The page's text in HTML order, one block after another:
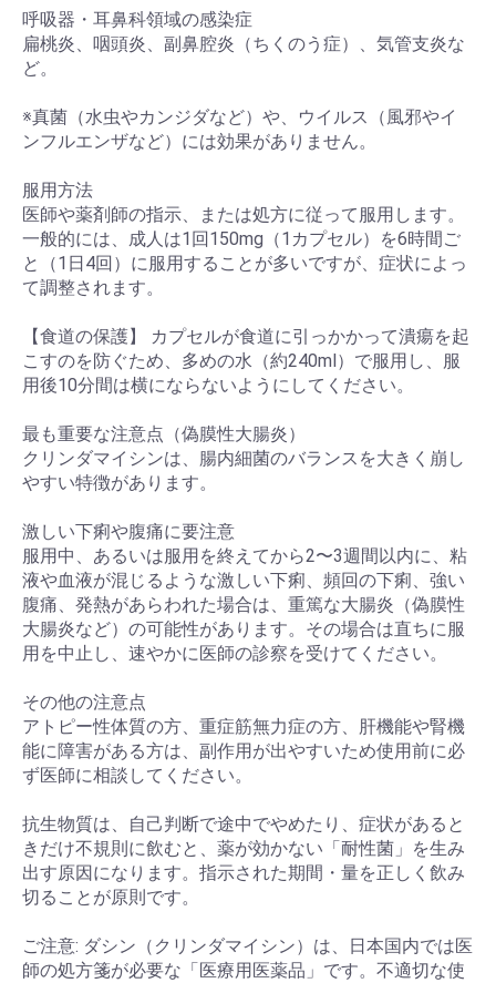
呼吸器・耳鼻科領域の感染症
扁桃炎、咽頭炎、副鼻腔炎（ちくのう症）、気管支炎な
ど。
※真菌（水虫やカンジダなど）や、ウイルス（風邪やイ
ンフルエンザなど）には効果がありません。
服用方法
医師や薬剤師の指示、または処方に従って服用します。
一般的には、成人は1回150mg（1カプセル）を6時間ご
と（1日4回）に服用することが多いですが、症状によっ
て調整されます。
【食道の保護】 カプセルが食道に引っかかって潰瘍を起
こすのを防ぐため、多めの水（約240ml）で服用し、服
用後10分間は横にならないようにしてください。
最も重要な注意点（偽膜性大腸炎）
クリンダマイシンは、腸内細菌のバランスを大きく崩し
やすい特徴があります。
激しい下痢や腹痛に要注意
服用中、あるいは服用を終えてから2〜3週間以内に、粘
液や血液が混じるような激しい下痢、頻回の下痢、強い
腹痛、発熱があらわれた場合は、重篤な大腸炎（偽膜性
大腸炎など）の可能性があります。その場合は直ちに服
用を中止し、速やかに医師の診察を受けてください。
その他の注意点
アトピー性体質の方、重症筋無力症の方、肝機能や腎機
能に障害がある方は、副作用が出やすいため使用前に必
ず医師に相談してください。
抗生物質は、自己判断で途中でやめたり、症状があると
きだけ不規則に飲むと、薬が効かない「耐性菌」を生み
出す原因になります。指示された期間・量を正しく飲み
切ることが原則です。
ご注意: ダシン（クリンダマイシン）は、日本国内では医
師の処方箋が必要な「医療用医薬品」です。不適切な使